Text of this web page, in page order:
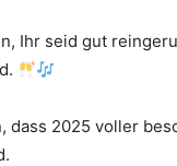
Ihr seid gut
dass 2025 voller